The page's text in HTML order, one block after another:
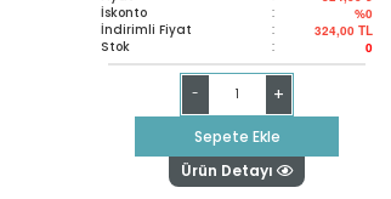
İskonto : %0
İndirimli Fiyat : 324,00 TL
Stok : 0
- +
Sepete Ekle
Ürün Detayı